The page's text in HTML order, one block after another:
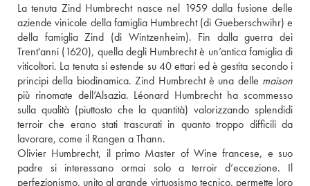
La tenuta Zind Humbrecht nasce nel 1959 dalla fusione delle
aziende vinicole della famiglia Humbrecht (di Gueberschwihr) e
della famiglia Zind (di Wintzenheim). Fin dalla guerra dei
Trent'anni (1620), quella degli Humbrecht è un’antica famiglia di
viticoltori. La tenuta si estende su 40 ettari ed è gestita secondo i
principi della biodinamica. Zind Humbrecht è una delle maison
più rinomate dell’Alsazia. Léonard Humbrecht ha scommesso
sulla qualità (piuttosto che la quantità) valorizzando splendidi
terroir che erano stati trascurati in quanto troppo difficili da
lavorare, come il Rangen a Thann.
Olivier Humbrecht, il primo Master of Wine francese, e suo
padre si interessano ormai solo a terroir d’eccezione. Il
perfezionismo, unito al grande virtuosismo tecnico, permette loro